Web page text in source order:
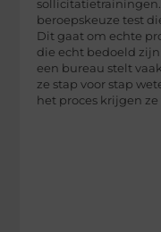
beroepskeuze test
Dit gaat om echte
die echt bedoeld
een bureau stelt
ze stap voor stap
het proces krijgen